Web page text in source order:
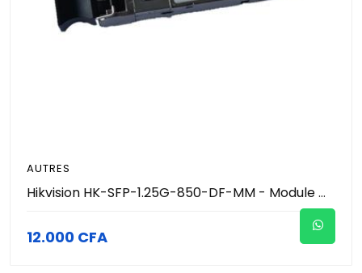
AUTRES
Hikvision HK-SFP-1.25G-850-DF-MM - Module Optique Transceiver SFP Gigabit Multimode 550m (1.25 Gbps - 850nm - LC Duplex) - Support DDM - Hot-Pluggable - Connexion Fibre Courte Distance - Réseau Vidéosurveillance Pro
12.000 CFA